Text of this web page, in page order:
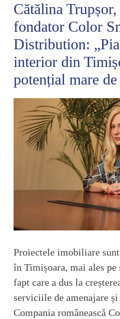
Cătălina
fondator Color
Distribution:
interior din
potențial mare
Proiectele imobiliare
în Timișoara, mai ales
fapt care a dus la
serviciile de amenajare
Compania românească